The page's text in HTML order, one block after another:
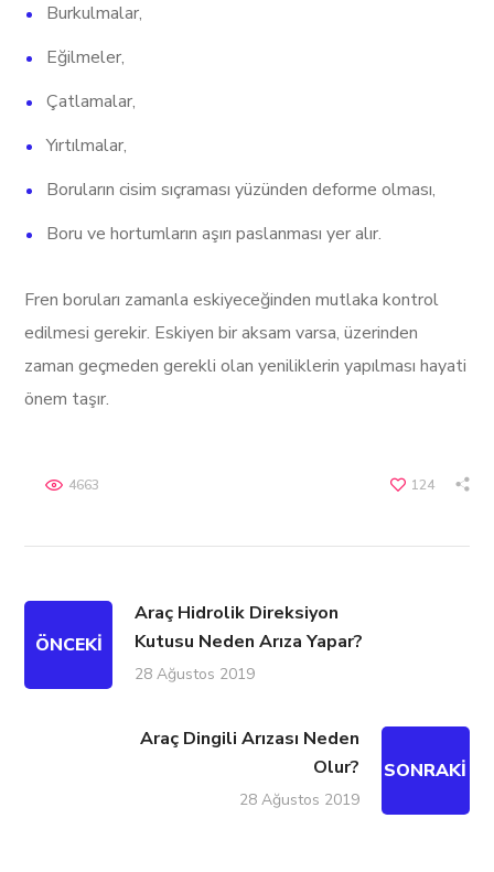
Burkulmalar,
Eğilmeler,
Çatlamalar,
Yırtılmalar,
Boruların cisim sıçraması yüzünden deforme olması,
Boru ve hortumların aşırı paslanması yer alır.
Fren boruları zamanla eskiyeceğinden mutlaka kontrol
edilmesi gerekir. Eskiyen bir aksam varsa, üzerinden
zaman geçmeden gerekli olan yeniliklerin yapılması hayati
önem taşır.
124
4663
ÖNCEKI
Araç Hidrolik Direksiyon
Kutusu Neden Arıza Yapar?
28 Ağustos 2019
Araç Dingili Arızası Neden
Olur?
28 Ağustos 2019
SONRAKI